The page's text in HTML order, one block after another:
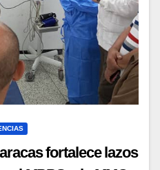
fortalece lazos